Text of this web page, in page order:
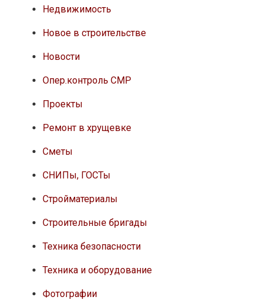
Недвижимость
Новое в строительстве
Новости
Опер.контроль СМР
Проекты
Ремонт в хрущевке
Сметы
СНИПы, ГОСТы
Стройматериалы
Строительные бригады
Техника безопасности
Техника и оборудование
Фотографии